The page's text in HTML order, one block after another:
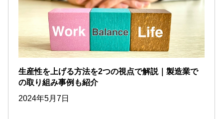
生産性を上げる方法を2つの視点で解説｜製造業で
の取り組み事例も紹介
2024年5月7日